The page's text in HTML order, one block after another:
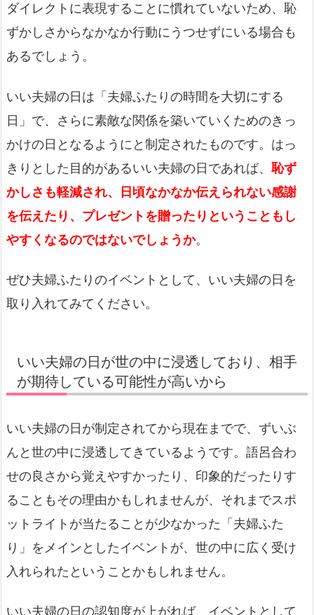
ダイレクトに表現することに慣れていないため、恥
ずかしさからなかなか行動にうつせずにいる場合も
あるでしょう。
いい夫婦の日は「夫婦ふたりの時間を大切にする
日」で、さらに素敵な関係を築いていくためのきっ
かけの日となるようにと制定されたものです。はっ
きりとした目的があるいい夫婦の日であれば、 恥ず
かしさも軽減され、日頃なかなか伝えられない感謝
を伝えたり、プレゼントを贈ったりということもし
やすくなるのではないでしょうか。
ぜひ夫婦ふたりのイベントとして、いい夫婦の日を
取り入れてみてください。
いい夫婦の日が世の中に浸透しており、相手
が期待している可能性が高いから
いい夫婦の日が制定されてから現在までで、ずいぶ
んと世の中に浸透してきているようです。語呂合わ
せの良さから覚えやすかったり、印象的だったりす
ることもその理由かもしれませんが、それまでスポ
ットライトが当たることが少なかった「夫婦ふた
り」をメインとしたイベントが、世の中に広く受け
入れられたということかもしれません。
いい夫婦の日の認知度が上がれば、イベントとして